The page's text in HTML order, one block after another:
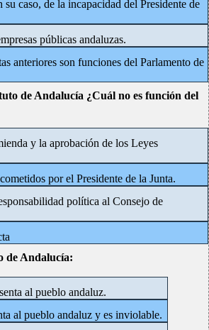
su caso, de la incapacidad del Presidente de
públicas andaluzas.
anteriores son funciones del Parlamento de
de Andalucía ¿Cuál no es función del
y la aprobación de los Leyes
por el Presidente de la Junta.
política al Consejo de
de Andalucía:
al pueblo andaluz.
al pueblo andaluz y es inviolable.